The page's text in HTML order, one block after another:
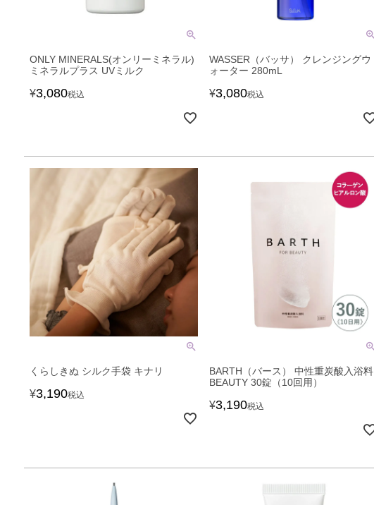
ONLY MINERALS(オンリーミネラル)
ミネラルプラス UVミルク
¥3,080税込
WASSER（バッサ） クレンジングウ
ォーター 280mL
¥3,080税込
くらしきぬ シルク手袋 キナリ
¥3,190税込
BARTH（バース） 中性重炭酸入浴料
BEAUTY 30錠（10回用）
¥3,190税込